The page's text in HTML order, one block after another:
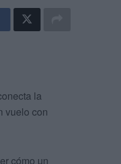
la
vuelo con
cómo un